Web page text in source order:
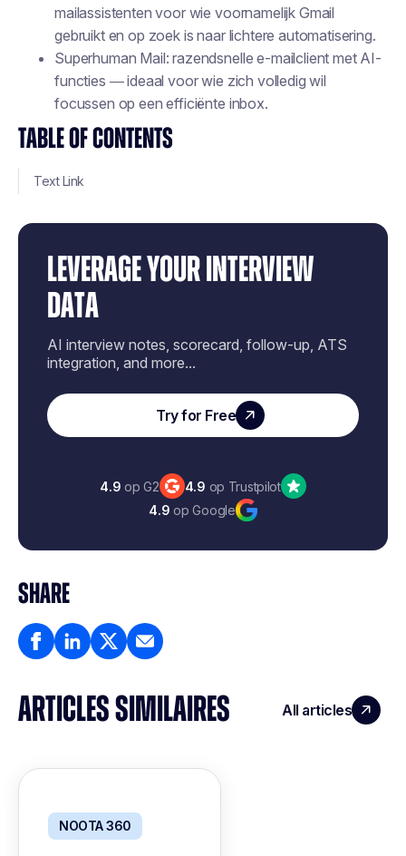
TABLE OF CONTENTS
Text Link
LEVERAGE YOUR INTERVIEW
DATA
AI interview notes, scorecard, follow-up, ATS
integration, and more...
Try for Free
4.9 op G2 4.9 op Trustpilot
4.9 op Google
SHARE
mailassistenten voor wie voornamelijk Gmail
gebruikt en op zoek is naar lichtere automatisering.
Superhuman Mail: razendsnelle e-mailclient met AI-
functies — ideaal voor wie zich volledig wil
focussen op een efficiënte inbox.
ARTICLES SIMILAIRES All articles
NOOTA 360